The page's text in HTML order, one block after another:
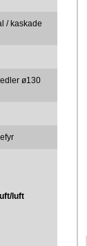
/ kaskade
ø130
luft